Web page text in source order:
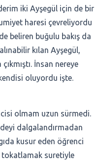
iki Ayşegül için de bir
haresi çevreliyordu
beliren buğulu bakış da
kılan Ayşegül,
İnsan nereye
oluyordu işte.
olmam uzun sürmedi.
dalgalandırmadan
kusur eden öğrenci
suretiyle